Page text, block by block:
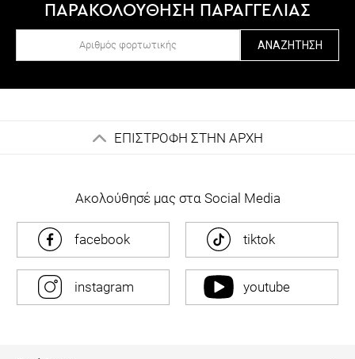
ΠΑΡΑΚΟΛΟΥΘΗΣΗ ΠΑΡΑΓΓΕΛΙΑΣ
ΑΝΑΖΉΤΗΣΗ
ΕΠΙΣΤΡΟΦΗ ΣΤΗΝ ΑΡΧΗ
Ακολούθησέ μας στα Social Media
facebook tiktok
instagram youtube